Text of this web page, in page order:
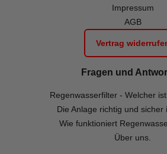
Impressum
AGB
Vertrag
Fragen und
Regenwasserfilter - Welcher
Die Anlage richtig und sicher
Wie funktioniert
Über uns.